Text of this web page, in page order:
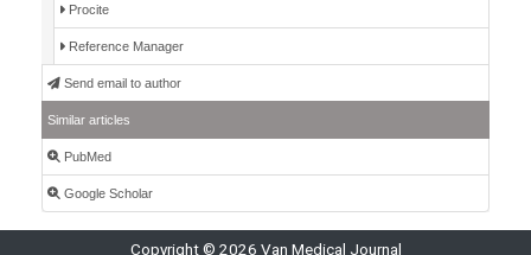
Procite
Reference Manager
Send email to author
Similar articles
PubMed
Google Scholar
Copyright © 2026 Van Medical Journal